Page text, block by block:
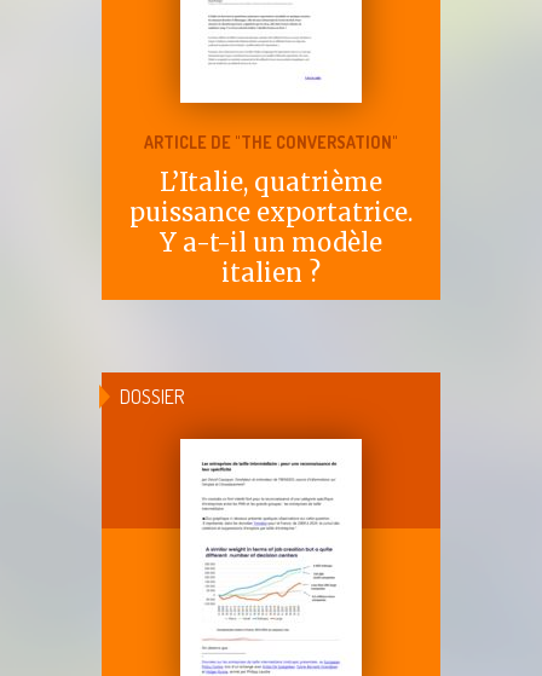
ARTICLE DE "THE CONVERSATION"
L’Italie, quatrième
puissance exportatrice.
Y a-t-il un modèle
italien ?
DOSSIER